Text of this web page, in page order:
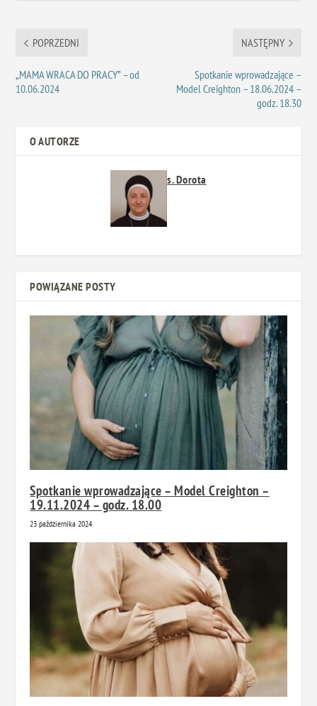
POPRZEDNI
„MAMA WRACA DO PRACY” – od
10.06.2024
NASTĘPNY
Spotkanie wprowadzające –
Model Creighton – 18.06.2024 –
godz. 18.30
O AUTORZE
s. Dorota
POWIĄZANE POSTY
Spotkanie wprowadzające – Model Creighton –
19.11.2024 – godz. 18.00
23 października 2024